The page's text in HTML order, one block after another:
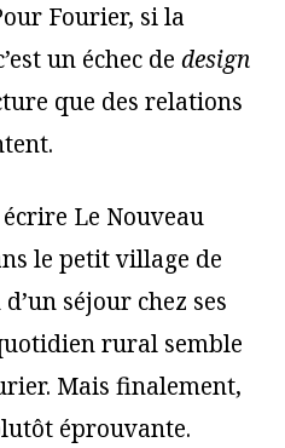
Fourier, si la
un échec de design
que des relations
Le Nouveau
le petit village de
séjour chez ses
rural semble
Mais finalement,
éprouvante.